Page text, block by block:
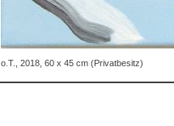
o.T., 2018, 60 x 45 cm (Privatbesitz)